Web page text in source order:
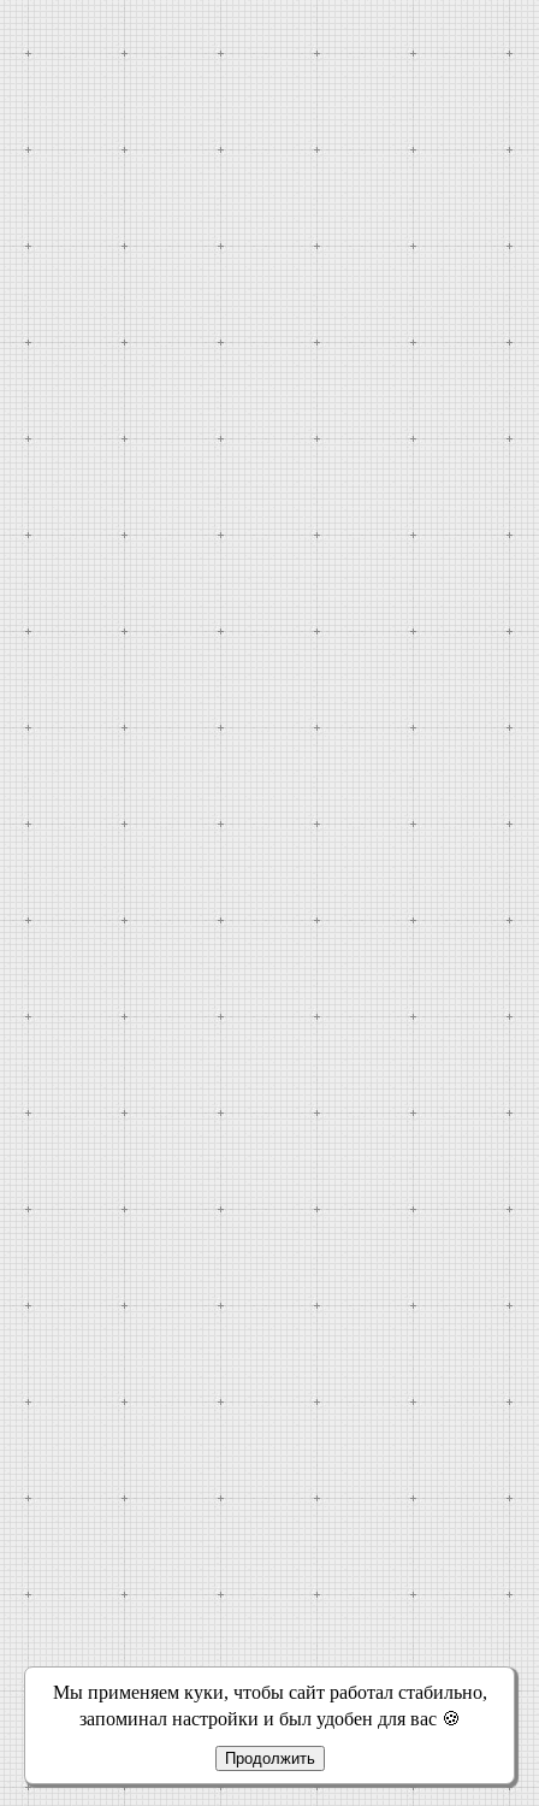
Мы применяем куки, чтобы сайт работал стабильно,
запоминал настройки и был удобен для вас 🍪
Продолжить